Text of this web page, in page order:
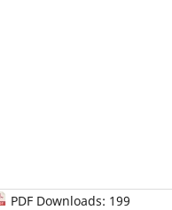
PDF Downloads: 199